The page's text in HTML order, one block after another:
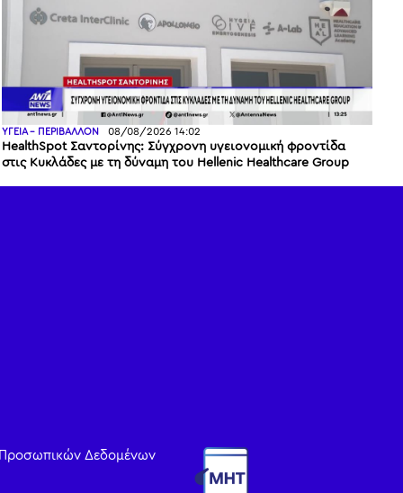
ΥΓΕΙΑ - ΠΕΡΙΒΑΛΛΟΝ 08/08/2026 14:02
HealthSpot Σαντορίνης: Σύγχρονη υγειονομική φροντίδα
στις Κυκλάδες με τη δύναμη του Hellenic Healthcare Group
Προσωπικών Δεδομένων